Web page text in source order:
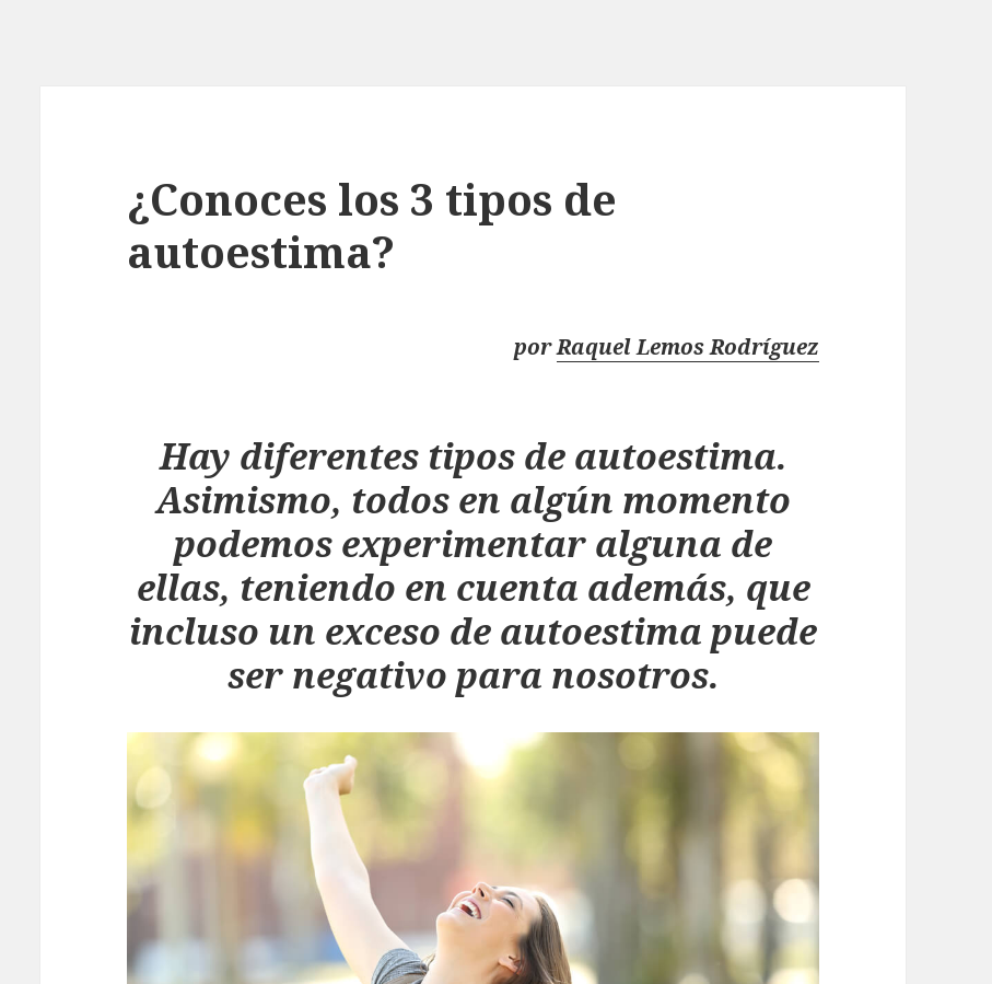
¿Conoces los 3 tipos de
autoestima?
porRaquel Lemos Rodríguez
Hay diferentes tipos de autoestima.
Asimismo, todos en algún momento
podemos experimentar alguna de
ellas, teniendo en cuenta además, que
incluso un exceso de autoestima puede
ser negativo para nosotros.